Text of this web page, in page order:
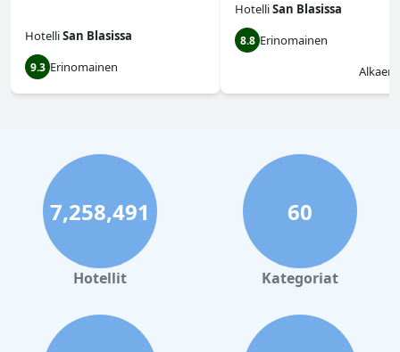
HotelliSan Blasissa
9.3 Erinomainen
HotelliSan Blasissa
8.8 Erinomainen
Alkaen
7,258,491
Hotellit
60
Kategoriat